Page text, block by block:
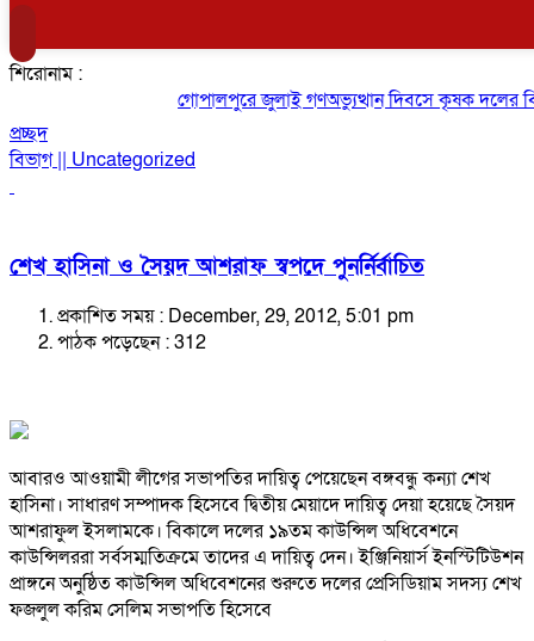
শিরোনাম :
গোপালপুরে জুলাই গণঅভ্যুত্থান দিবসে কৃষক দলের বিজয়
প্রচ্ছদ
বিভাগ || Uncategorized
শেখ হাসিনা ও সৈয়দ আশরাফ স্বপদে পুনর্নির্বাচিত
প্রকাশিত সময় : December, 29, 2012, 5:01 pm
পাঠক পড়েছেন :312
আবারও আওয়ামী লীগের সভাপতির দায়িত্ব পেয়েছেন বঙ্গবন্ধু কন্যা শেখ
হাসিনা। সাধারণ সম্পাদক হিসেবে দ্বিতীয় মেয়াদে দায়িত্ব দেয়া হয়েছে সৈয়দ
আশরাফুল ইসলামকে। বিকালে দলের ১৯তম কাউন্সিল অধিবেশনে
কাউন্সিলররা সর্বসম্মতিক্রমে তাদের এ দায়িত্ব দেন। ইঞ্জিনিয়ার্স ইনস্টিটিউশন
প্রাঙ্গনে অনুষ্ঠিত কাউন্সিল অধিবেশনের শুরুতে দলের প্রেসিডিয়াম সদস্য শেখ
ফজলুল করিম সেলিম সভাপতি হিসেবে